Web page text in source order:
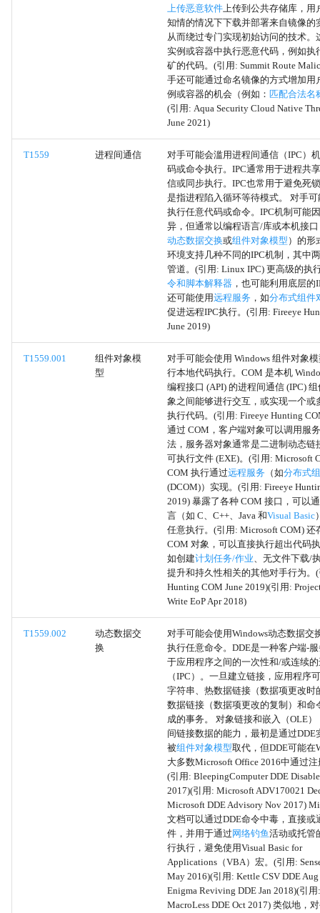
BITS 任务
恶意镜像
上传恶意软件上传到公共存储库，用
知情的情况下下载并部署来自镜像的
从而绕过专门实现初始访问的技术。
实例或容器中执行恶意代码，例如执
矿的代码。(引用: Summit Route
手还可能通过命名镜像的方式增加用
例或容器的机会（例如： 匹配合法名
(引用: Aqua Security Cloud Native
June 2021)
T1559 进程间通信
对手可能会滥用进程间通信（IPC）
码或命令执行。IPC通常用于进程共
信或同步执行。IPC也常用于避免死
是指进程陷入循环等待模式。 对手可
执行任意代码或命令。IPC机制可能
异，但通常以编程语言/库或本机接口
动态数据交换或组件对象模型 ）的形
环境支持几种不同的IPC机制，其中
管道。(引用: Linux IPC) 更高级的执
令和脚本解释器 ，也可能利用底层的
还可能使用远程服务 ，如分布式组件
促进远程IPC执行。(引用: Fireeye
June 2019)
T1559.001
组件对象模
型
对手可能会使用 Windows 组件对象
行本地代码执行。COM 是本机
编程接口 (API) 的进程间通信 (IPC)
象之间能够进行交互，或实现一个或
执行代码。(引用: Fireeye Hunting
通过 COM，客户端对象可以调用服
法，服务器对象通常是二进制动态链
可执行文件 (EXE)。(引用: Microsoft
COM 执行通过远程服务 （如分布式
(DCOM)）实现。(引用: Fireeye
2019) 暴露了各种 COM 接口，可以
言（如 C、C++、Java 和Visual Basic
任意执行。(引用: Microsoft COM) 还
COM 对象，可以直接执行超出代码
如创建计划任务/作业、无文件下载/
提升和持久性相关的其他对手行为。(
Hunting COM June 2019)(引用:
Write EoP Apr 2018)
T1559.002
动态数据交
换
对手可能会使用Windows动态数据交
执行任意命令。DDE是一种客户端-
于应用程序之间的一次性和/或连续
（IPC）。一旦建立链接，应用程序
字符串、热数据链接（数据项更改时
数据链接（数据项更改的复制）和命
成的事务。 对象链接和嵌入（OLE
间链接数据的能力，最初是通过DDE
被组件对象模型取代，但DDE可能在
大多数Microsoft Office 2016中通过
(引用: BleepingComputer DDE
2017)(引用: Microsoft ADV170021
Microsoft DDE Advisory Nov 2017)
文档可以通过DDE命令中毒，直接或
件，并用于通过 网络钓鱼活动或托管
行执行，避免使用Visual Basic for
Applications（VBA）宏。(引用:
May 2016)(引用: Kettle CSV DDE
Enigma Reviving DDE Jan 2018)(引用:
MacroLess DDE Oct 2017) 类似地，